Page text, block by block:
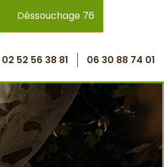
Déssouchage 76
02 52 56 38 81 06 30 88 74 01